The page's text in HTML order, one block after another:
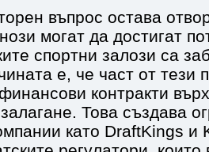
въпрос остава
могат да достигат
спортни залози са
е, че част от тези
контракти
Това създава
като DraftKings и